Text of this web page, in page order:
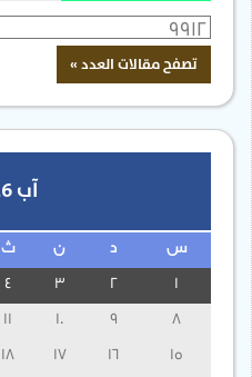
آب 2026
س ن ث
3
15
16
17
18